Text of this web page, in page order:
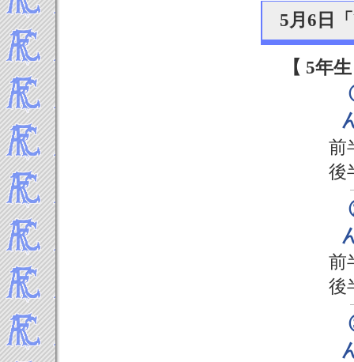
5月6日
【 5年
前
後
前
後